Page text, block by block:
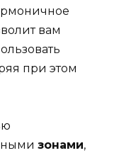
вам
при этом
зонами,